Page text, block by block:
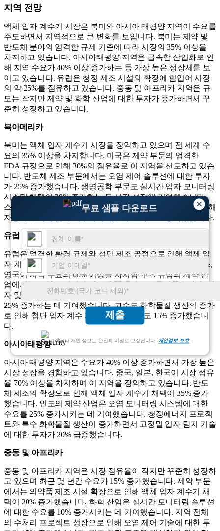
×
무료 샘플 다운로드
제출
고객님의 개인 정보는 완전히 비밀로 보장됩니다. 개인정보 보호
지역 전망
액체 입자 계수기 시장은 북미와 아시아 태평양 지역이 수요를
주도하면서 지역적으로 큰 변화를 보입니다. 북미는 제약 및
반도체 분야의 엄격한 규제 기준에 따라 시장의 35% 이상을
차지하고 있습니다. 아시아태평양 지역은 급속한 산업화로 인
해 지역 수요가 40% 이상 증가하는 등 가장 높은 성장세를 보
이고 있습니다. 유럽은 청정 제조 시설의 확장에 힘입어 시장
의 약 25%를 점유하고 있습니다. 중동 및 아프리카 지역은 규
모는 작지만 제약 및 화학 산업에 대한 투자가 증가하면서 꾸
준히 성장하고 있습니다.
북아메리카
북미는 액체 입자 계수기 시장을 장악하고 있으며 전 세계 수
요의 35% 이상을 차지합니다. 미국은 제약 부문의 엄격한
FDA 규정으로 인해 30%의 점유율로 이 지역을 선도하고 있습
니다. 반도체 제조 부문에서는 오염 제어 솔루션에 대한 투자
가 25% 증가했습니다. 생명공학 부문도 실시간 입자 모니터링
시스템 채택이 20% 증가하는 등 시장 성장에 기여했습니다.
스마트 제조 및 디지털 품질 관리 솔루션으로의 전환으로 인해
자동화된 액체 입자 계수기에 대한 수요가 15% 증가했습니다.
유럽
유럽은 엄격한 환경 규제와 첨단 제조 공정으로 인해 액체 입
자 계수기 시장의 약 25%를 점유하고 있습니다. 독일, 프랑스, ​​
영국이 지역 수요의 60% 이상을 차지합니다. 유럽의 제약 산
업에서는 오염 모니터링 시스템 채택이 20% 증가했습니다. 전
자 및 반도체 부문은 실시간 모니터링 솔루션에 대한 수요가
25% 증가하는 데 기여했습니다. 고순도 화학물질 생산의 증가
로 인해 첨단 입자 계수 기술에 대한 투자도 15% 증가했습니
다.
아시아태평양
아시아 태평양 지역은 수요가 40% 이상 증가하면서 가장 높은
시장 성장을 경험하고 있습니다. 중국, 일본, 한국이 시장 점유
율 70% 이상을 차지하며 이 지역을 장악하고 있습니다. 반도
체 제조의 확장으로 인해 액체 입자 계수기 채택이 35% 증가
했습니다. 인도의 제약 산업은 오염 모니터링 시스템에 대한
수요를 25% 증가시키는 데 기여했습니다. 청정에너지 프로젝
트와 특수 화학물질 생산이 증가하면서 고정밀 입자 탐지 기술
에 대한 투자가 20% 급증했습니다.
중동 및 아프리카
중동 및 아프리카 지역은 시장 점유율이 작지만 꾸준히 성장하
고 있으며 최근 몇 년간 수요가 15% 증가했습니다. 제약 부문
에서는 의약품 제조 시설 확장으로 인해 액체 입자 계수기 채
택이 20% 증가했습니다. 화학 산업은 실시간 모니터링 솔루션
에 대한 수요를 10% 증가시키는 데 기여했습니다. 지역 전체
의 수처리 프로젝트 성장으로 인해 오염 제어 기술에 대한 투